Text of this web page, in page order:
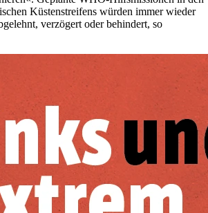
Küstenstreifens würden immer wieder
verzögert oder behindert, so